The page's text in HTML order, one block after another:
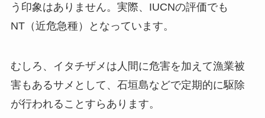
う印象はありません。実際、IUCNの評価でも
NT（近危急種）となっています。
むしろ、イタチザメは人間に危害を加えて漁業被
害もあるサメとして、石垣島などで定期的に駆除
が行われることすらあります。